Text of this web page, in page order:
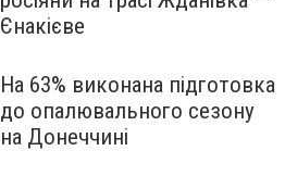
Єнакієве
На 63% виконана підготовка
до опалювального сезону
на Донеччині